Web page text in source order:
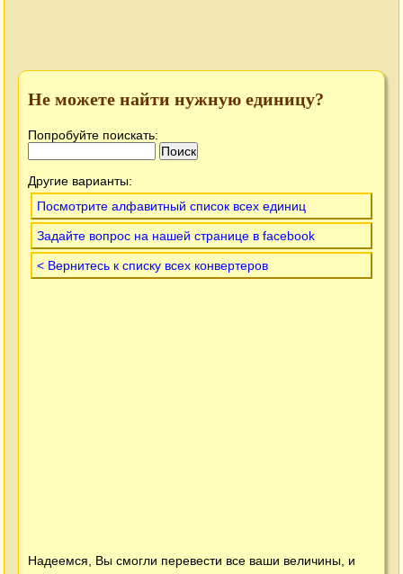
Не можете найти нужную единицу?
Попробуйте поискать:
Другие варианты:
Посмотрите алфавитный список всех единиц
Задайте вопрос на нашей странице в facebook
< Вернитесь к списку всех конвертеров
Надеемся, Вы смогли перевести все ваши величины, и